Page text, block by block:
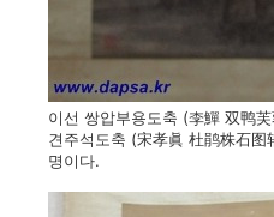
이선 쌍압부용도축 (李鱓 双鸭
견주석도축 (宋孝眞 杜鹃株石
명이다.